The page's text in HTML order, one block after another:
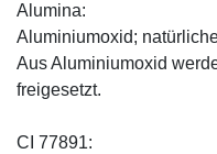
Alumina:
Aluminiumoxid;
Aus Aluminiumoxid
freigesetzt.
CI 77891: